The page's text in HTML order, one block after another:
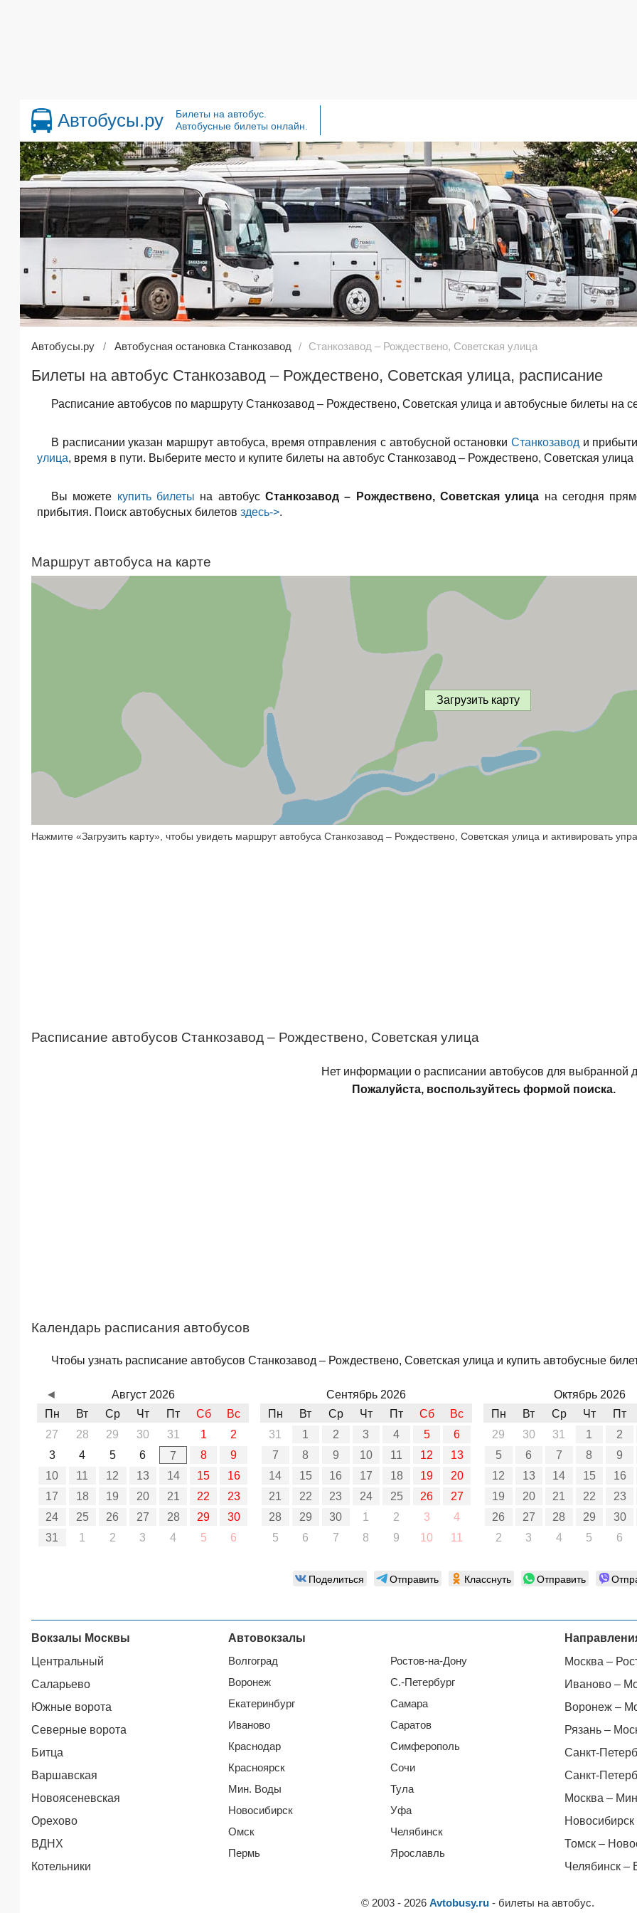
Автобусы.ру
Билеты на автобус.
Автобусные билеты онлайн.
Автобусы.ру Автобусная остановка Станкозавод Станкозавод – Рождествено, Советская улица
Билеты на автобус Станкозавод – Рождествено, Советская улица, расписание
Расписание автобусов по маршруту Станкозавод – Рождествено, Советская улица и автобусные билеты на
В расписании указан маршрут автобуса, время отправления с автобусной остановкиСтанкозавод и
улица, время в пути. Выберите место и купите билеты на автобус Станкозавод – Рождествено, Советская
Вы можете купить билеты на автобус Станкозавод – Рождествено, Советская улица на сегодня
прибытия. Поиск автобусных билетов здесь->.
Маршрут автобуса на карте
Загрузить карту
Нажмите «Загрузить карту», чтобы увидеть маршрут автобуса Станкозавод – Рождествено, Советская улица и активировать
Расписание автобусов Станкозавод – Рождествено, Советская улица
Нет информации о расписании автобусов для выбранной
Пожалуйста, воспользуйтесь формой поиска.
Календарь расписания автобусов
Чтобы узнать расписание автобусов Станкозавод – Рождествено, Советская улица и купить автобусные
Август 2026
Пн
Вт Ср Чт Пт Сб
Вс
27
28 29 30 31 1
2
3
4 5 6 7 8
9
10
11 12 13 14 15
16
17
18 19 20 21 22
23
24
25 26 27 28 29
30
31
1 2 3 4 5 6
Сентябрь 2026
Пн
Вт Ср Чт Пт Сб
Вс
31
1 2 3 4 5
6
7
8 9 10 11 12
13
14
15 16 17 18 19
20
21
22 23 24 25 26
27
28
29 30 1 2 3
4
5
6 7 8 9 10 11
Октябрь 2026
Пн
Вт Ср Чт
Пт
29
30 31 1
2
5
6 7 8
9
12
13 14 15
16
19
20 21 22
23
26
27 28 29
30
2
3 4 5 6
◄
Поделиться Отправить Класснуть Отправить
Вокзалы Москвы
Центральный
Саларьево
Южные ворота
Северные ворота
Битца
Варшавская
Новоясеневская
Орехово
ВДНХ
Котельники
Автовокзалы
Волгоград
Воронеж
Екатеринбург
Иваново
Краснодар
Красноярск
Мин. Воды
Новосибирск
Омск
Пермь
Ростов-на-Дону
С.-Петербург
Самара
Саратов
Симферополь
Сочи
Тула
Уфа
Челябинск
Ярославль
Москва –
Иваново –
Воронеж –
Рязань –
Санкт-
Санкт-
Москва –
Томск –
Челябинск –
© 2003 - 2026 Avtobusy.ru - билеты на автобус.